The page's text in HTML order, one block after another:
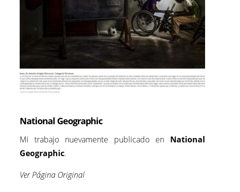
National Geographic
Mi trabajo nuevamente publicado en National
Geographic.
Ver Página Original